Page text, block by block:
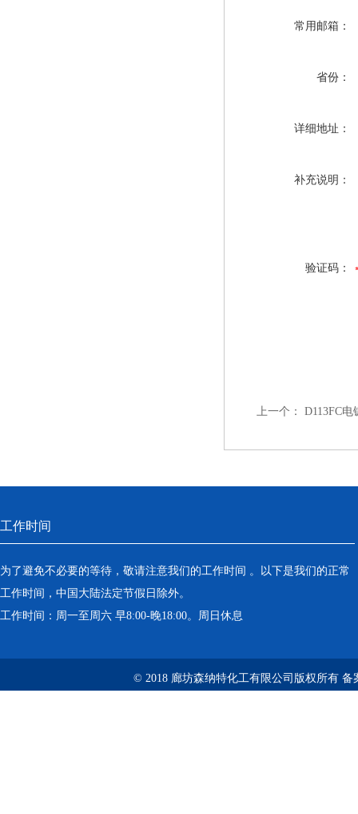
常用邮箱：
省份：
详细地址：
补充说明：
验证码：
上一个： D113FC
工作时间
为了避免不必要的等待，敬请注意我们的工作时间 。以下是我们的正常
工作时间，中国大陆法定节假日除外。
工作时间：周一至周六 早8:00-晚18:00。周日休息
© 2018 廊坊森纳特化工有限公司版权所有 备